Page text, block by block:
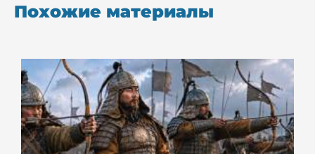
Похожие материалы